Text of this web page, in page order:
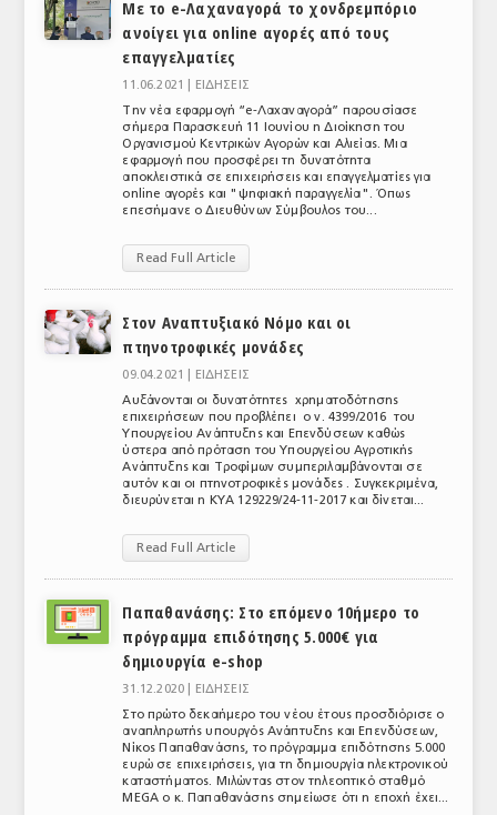
ΑΝΑΛΥΣΕΙΣ
ΕΜΠΟΡΙΚΟΣ ΚΑΤΑΛΟΓΟΣ
ΕΜΠΟΡΙΚΟΙ ΑΝΤΙΠΡΟΣΩΠΟΙ
ΕΛΛΗΝΙΚΗ ΝΟΜΟΘΕΣΙΑ
ΕΥΡΩΠΑΪΚΗ ΝΟΜΟΘΕΣΙΑ
ΑΡΧΕΙΟ ΤΕΥΧΩΝ
ΣΥΝΕΔΡΙΟ ΚΡΕΑΤΟΣ
Με το e-Λαχαναγορά το χονδρεμπόριο
ανοίγει για online αγορές από τους
επαγγελματίες
11.06.2021 |
ΕΙΔΗΣΕΙΣ
Την νέα εφαρμογή “e-Λαχαναγορά” παρουσίασε
σήμερα Παρασκευή 11 Ιουνίου η Διοίκηση του
Οργανισμού Κεντρικών Αγορών και Αλιείας. Μια
εφαρμογή που προσφέρει τη δυνατότητα
αποκλειστικά σε επιχειρήσεις και επαγγελματίες για
online αγορές και "ψηφιακή παραγγελία". Όπως
επεσήμανε ο Διευθύνων Σύμβουλος του...
Read Full Article
Στον Αναπτυξιακό Νόμο και οι
πτηνοτροφικές μονάδες
09.04.2021 |
ΕΙΔΗΣΕΙΣ
Αυξάνονται οι δυνατότητες χρηματοδότησης
επιχειρήσεων που προβλέπει ο ν. 4399/2016 του
Υπουργείου Ανάπτυξης και Επενδύσεων καθώς
ύστερα από πρόταση του Υπουργείου Αγροτικής
Ανάπτυξης και Τροφίμων συμπεριλαμβάνονται σε
αυτόν και οι πτηνοτροφικές μονάδες . Συγκεκριμένα,
διευρύνεται η ΚΥΑ 129229/24-11-2017 και δίνεται...
Read Full Article
Παπαθανάσης: Στο επόμενο 10ήμερο το
πρόγραμμα επιδότησης 5.000€ για
δημιουργία e-shop
31.12.2020 |
ΕΙΔΗΣΕΙΣ
Στο πρώτο δεκαήμερο του νέου έτους προσδιόρισε ο
αναπληρωτής υπουργός Ανάπτυξης και Επενδύσεων,
Νίκος Παπαθανάσης, το πρόγραμμα επιδότησης 5.000
ευρώ σε επιχειρήσεις, για τη δημιουργία ηλεκτρονικού
καταστήματος. Μιλώντας στον τηλεοπτικό σταθμό
MEGA ο κ. Παπαθανάσης σημείωσε ότι η εποχή έχει...